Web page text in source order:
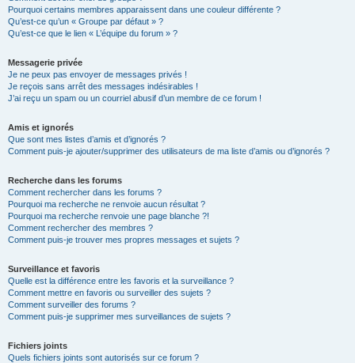
Pourquoi certains membres apparaissent dans une couleur différente ?
Qu’est-ce qu’un « Groupe par défaut » ?
Qu’est-ce que le lien « L’équipe du forum » ?
Messagerie privée
Je ne peux pas envoyer de messages privés !
Je reçois sans arrêt des messages indésirables !
J’ai reçu un spam ou un courriel abusif d’un membre de ce forum !
Amis et ignorés
Que sont mes listes d’amis et d’ignorés ?
Comment puis-je ajouter/supprimer des utilisateurs de ma liste d’amis ou d’ignorés ?
Recherche dans les forums
Comment rechercher dans les forums ?
Pourquoi ma recherche ne renvoie aucun résultat ?
Pourquoi ma recherche renvoie une page blanche ?!
Comment rechercher des membres ?
Comment puis-je trouver mes propres messages et sujets ?
Surveillance et favoris
Quelle est la différence entre les favoris et la surveillance ?
Comment mettre en favoris ou surveiller des sujets ?
Comment surveiller des forums ?
Comment puis-je supprimer mes surveillances de sujets ?
Fichiers joints
Quels fichiers joints sont autorisés sur ce forum ?